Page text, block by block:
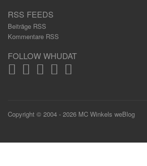
RSS FEEDS
Beiträge RSS
Kommentare RSS
FOLLOW WHUDAT
Copyright © 2004 - 2026 MC Winkels weBlog